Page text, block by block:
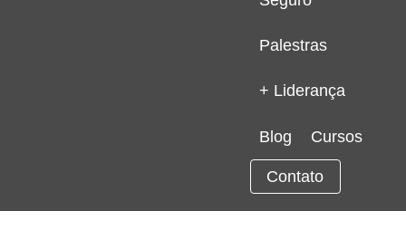
Palestras
+ Liderança
Blog Cursos
Contato